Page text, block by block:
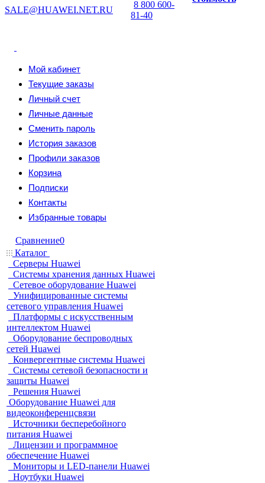
SALE@HUAWEI.NET.RU
8 800 600-
81-40
Мой кабинет
Текущие заказы
Личный счет
Личные данные
Сменить пароль
История заказов
Профили заказов
Корзина
Подписки
Контакты
Избранные товары
Сравнение0
Каталог
Серверы Huawei
Системы хранения данных Huawei
Сетевое оборудование Huawei
Унифицированные системы
сетевого управления Huawei
Платформы с искусственным
интеллектом Huawei
Оборудование беспроводных
сетей Huawei
Конвергентные системы Huawei
Системы сетевой безопасности и
защиты Huawei
Решения Huawei
Оборудование Huawei для
видеоконференцсвязи
Источники бесперебойного
питания Huawei
Лицензии и программное
обеспечение Huawei
Мониторы и LED-панели Huawei
Ноутбуки Huawei